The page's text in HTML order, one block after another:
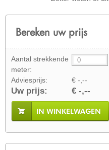
Bereken uw prijs
Aantal strekkende
meter:
Adviesprijs:
€ -,--
Uw prijs: € -,--
IN WINKELWAGEN